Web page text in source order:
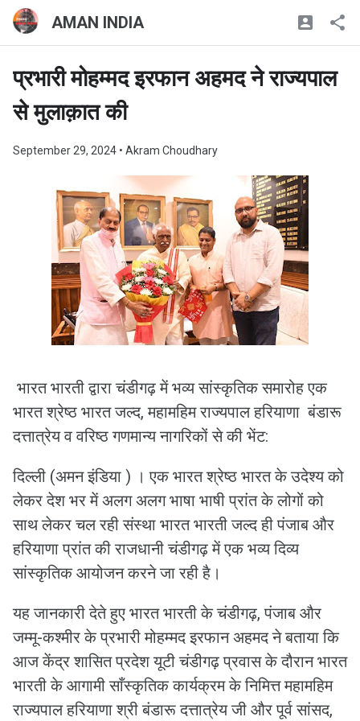
AMAN INDIA
प्रभारी मोहम्मद इरफान अहमद ने राज्यपाल
से मुलाक़ात की
September 29, 2024 • Akram Choudhary
भारत भारती द्वारा चंडीगढ़ में भव्य सांस्कृतिक समारोह एक
भारत श्रेष्ठ भारत जल्द, महामहिम राज्यपाल हरियाणा बंडारू
दत्तात्रेय व वरिष्ठ गणमान्य नागरिकों से की भेंट:
दिल्ली (अमन इंडिया ) । एक भारत श्रेष्ठ भारत के उदेश्य को
लेकर देश भर में अलग अलग भाषा भाषी प्रांत के लोगों को
साथ लेकर चल रही संस्था भारत भारती जल्द ही पंजाब और
हरियाणा प्रांत की राजधानी चंडीगढ़ में एक भव्य दिव्य
सांस्कृतिक आयोजन करने जा रही है।
यह जानकारी देते हुए भारत भारती के चंडीगढ़, पंजाब और
जम्मू-कश्मीर के प्रभारी मोहम्मद इरफान अहमद ने बताया कि
आज केंद्र शासित प्रदेश यूटी चंडीगढ़ प्रवास के दौरान भारत
भारती के आगामी साँस्कृतिक कार्यक्रम के निमित्त महामहिम
राज्यपाल हरियाणा श्री बंडारू दत्तात्रेय जी और पूर्व सांसद,